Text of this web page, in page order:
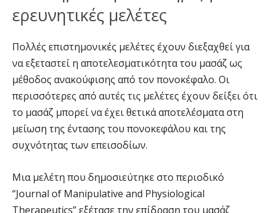
ερευνητικές μελέτες
Πολλές επιστημονικές μελέτες έχουν διεξαχθεί για
να εξεταστεί η αποτελεσματικότητα του μασάζ ως
μέθοδος ανακούφισης από τον πονοκέφαλο. Οι
περισσότερες από αυτές τις μελέτες έχουν δείξει ότι
το μασάζ μπορεί να έχει θετικά αποτελέσματα στη
μείωση της έντασης του πονοκεφάλου και της
συχνότητας των επεισοδίων.
Μια μελέτη που δημοσιεύτηκε στο περιοδικό
“Journal of Manipulative and Physiological
Therapeutics” εξέτασε την επίδραση του μασάζ